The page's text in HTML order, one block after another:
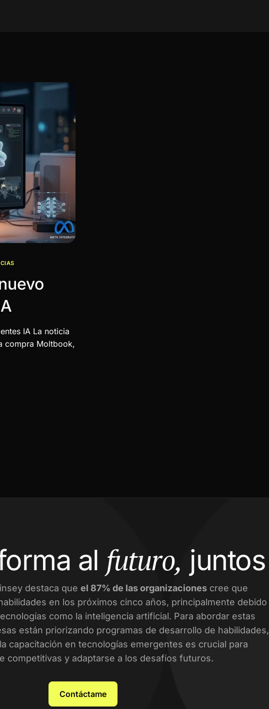
IA La noticia
compra Moltbook,
al futuro, juntos
destaca que el 87% de las organizaciones cree que
en los próximos cinco años, principalmente debido
como la inteligencia artificial. Para abordar estas
están priorizando programas de desarrollo de habilidades,
capacitación en tecnologías emergentes es crucial para
competitivas y adaptarse a los desafíos futuros.
Contáctame